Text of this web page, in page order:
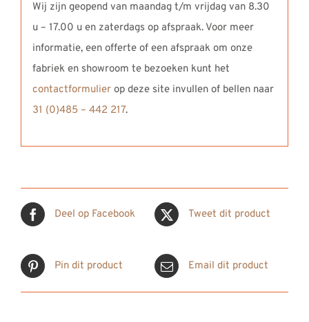
Wij zijn geopend van maandag t/m vrijdag van 8.30
u – 17.00 u en zaterdags op afspraak. Voor meer
informatie, een offerte of een afspraak om onze
fabriek en showroom te bezoeken kunt het
contactformulierop deze site invullen of bellen naar
31 (0)485 – 442 217.
Deel op Facebook Tweet dit product
Pin dit product Email dit product